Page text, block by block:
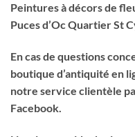
Peintures à décors de
Puces d’Oc Quartier St
En cas de questions
boutique d’antiquité en
notre service clientèle
Facebook.